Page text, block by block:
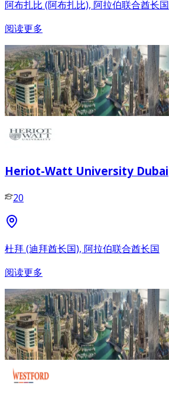
阿布扎比 (阿布扎比), 阿拉伯联合酋长国
阅读更多
Heriot-Watt University Dubai
20
杜拜 (迪拜酋长国), 阿拉伯联合酋长国
阅读更多